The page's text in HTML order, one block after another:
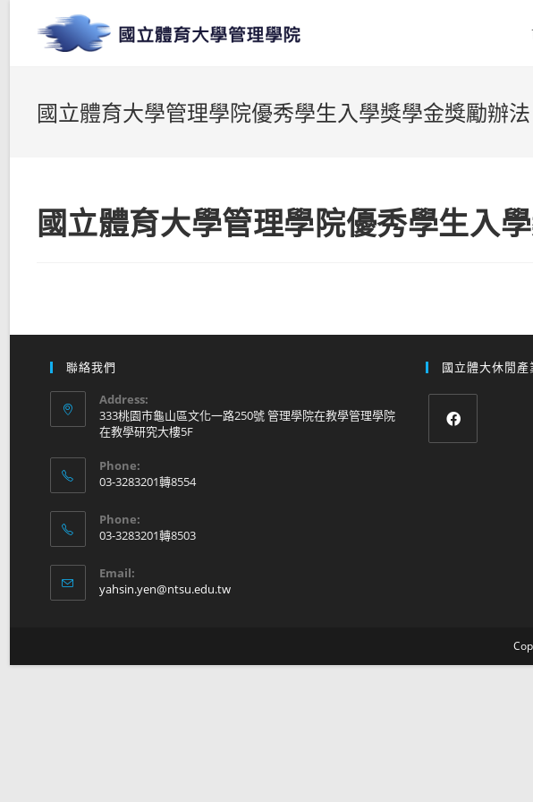
國立體育大學管理學院優秀學生入學獎學金獎勵辦法
國立體育大學管理學院優秀學生入
聯絡我們
Address:
333桃園市龜山區文化一路250號 管理學院在教學管理學院
在教學研究大樓5F
Phone:
03-3283201轉8554
Phone:
03-3283201轉8503
Email:
yahsin.yen@ntsu.edu.tw
國立體大休閒